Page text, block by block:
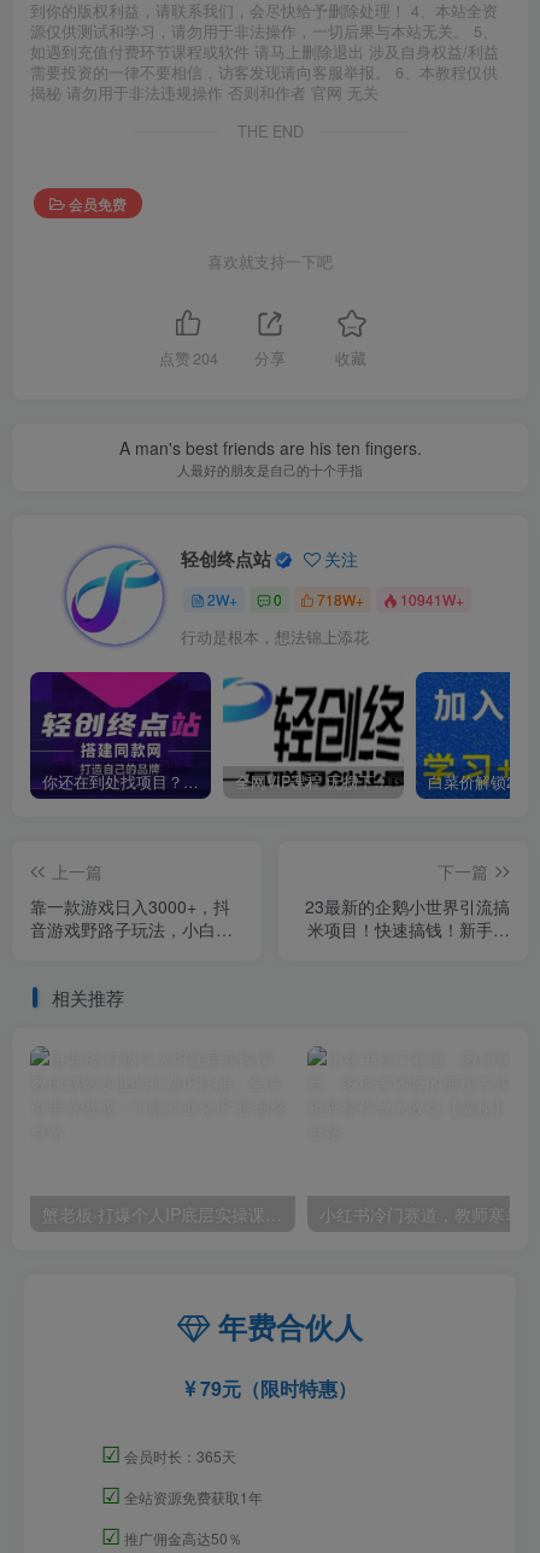
到你的版权利益，请联系我们，会尽快给予删除处理！ 4、本站全资
源仅供测试和学习，请勿用于非法操作，一切后果与本站无关。 5、
如遇到充值付费环节课程或软件 请马上删除退出 涉及自身权益/利益
需要投资的一律不要相信，访客发现请向客服举报。 6、本教程仅供
揭秘 请勿用于非法违规操作 否则和作者 官网 无关
THE END
会员免费
喜欢就支持一下吧
点赞 204 分享 收藏
A man's best friends are his ten fingers.
人最好的朋友是自己的十个手指
轻创终点站 关注
2W+ 0 718W+ 10941W+
行动是根本，想法锦上添花
你还在到处找项目？还在当韭菜？我靠卖项目一个月收入5万+，曾经我也是个失败者。 全网VIP课程 无损下载~
上一篇
靠一款游戏日入3000+，抖
音游戏野路子玩法，小白也
下一篇
23最新的企鹅小世界引流搞
米项目！快速搞钱！新手可
相关推荐
蟹老板·打爆个人IP底层实操课，教你成熟专业的打造IP技能，全方位带你做成一个能商业化IP
年费合伙人
79元（限时特惠）
☑ 会员时长：365天
☑ 全站资源免费获取1年
☑ 推广佣金高达50％